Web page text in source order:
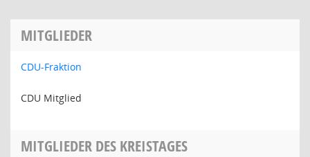
MITGLIEDER
CDU-Fraktion
CDU Mitglied
MITGLIEDER DES KREISTAGES